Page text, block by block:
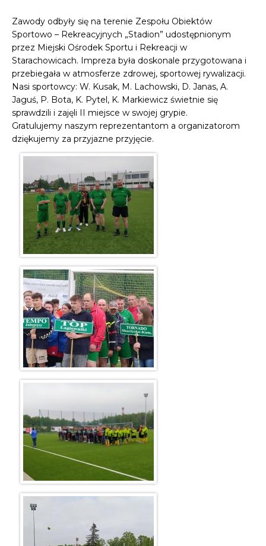
Zawody odbyły się na terenie Zespołu Obiektów
Sportowo – Rekreacyjnych „Stadion” udostępnionym
przez Miejski Ośrodek Sportu i Rekreacji w
Starachowicach. Impreza była doskonale przygotowana i
przebiegała w atmosferze zdrowej, sportowej rywalizacji.
Nasi sportowcy: W. Kusak, M. Lachowski, D. Janas, A.
Jaguś, P. Bota, K. Pytel, K. Markiewicz świetnie się
sprawdzili i zajęli II miejsce w swojej grypie.
Gratulujemy naszym reprezentantom a organizatorom
dziękujemy za przyjazne przyjęcie.